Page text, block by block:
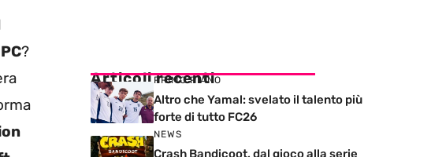
PC?
Articoli recenti
PRIMO PIANO
Altro che Yamal: svelato il talento più
forte di tutto FC26
NEWS
Crash Bandicoot, dal gioco alla serie